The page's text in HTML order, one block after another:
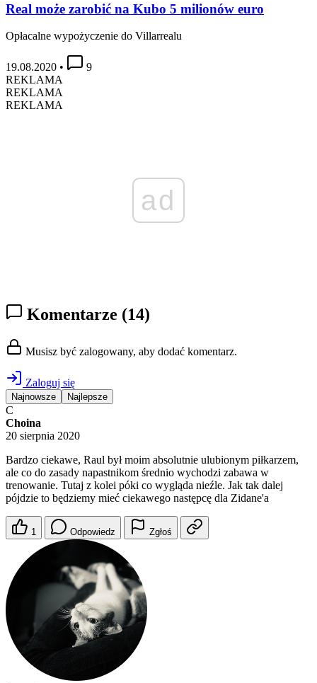
Real może zarobić na Kubo 5 milionów euro
Opłacalne wypożyczenie do Villarrealu
19.08.2020 •
9
REKLAMA
REKLAMA
REKLAMA
ad
Komentarze (14)
Musisz być zalogowany, aby dodać komentarz.
Zaloguj się
Najnowsze Najlepsze
C
Choina
20 sierpnia 2020
Bardzo ciekawe, Raul był moim absolutnie ulubionym piłkarzem,
ale co do zasady napastnikom średnio wychodzi zabawa w
trenowanie. Tutaj z kolei póki co wygląda nieźle. Jak tak dalej
pójdzie to będziemy mieć ciekawego następcę dla Zidane'a
1 Odpowiedz Zgłoś